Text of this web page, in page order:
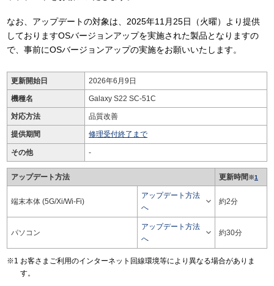
なお、アップデートの対象は、2025年11月25日（火曜）より提供
しておりますOSバージョンアップを実施された製品となりますの
で、事前にOSバージョンアップの実施をお願いいたします。
更新開始日 2026年6月9日
機種名 Galaxy S22 SC-51C
対応方法 品質改善
提供期間 修理受付終了まで
その他 -
アップデート方法 更新時間※1
端末本体 (5G/Xi/Wi-Fi)
アップデート方法
へ
 約2分
パソコン
アップデート方法
へ
 約30分
お客さまご利用のインターネット回線環境等により異なる場合がありま
す。